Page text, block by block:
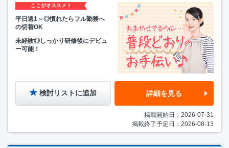
ここがオススメ！
平日週1～◎慣れたらフル勤務へ
の切替OK
未経験◎しっかり研修後にデビュ
ー可能！
検討リストに追加 詳細を見る
掲載開始日：2026-07-31
掲載終了予定日：2026-08-13